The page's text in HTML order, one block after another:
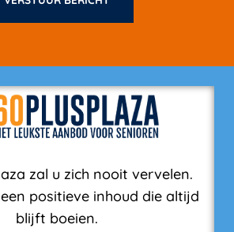
zal u zich nooit vervelen.
positieve inhoud die altijd
blijft boeien.